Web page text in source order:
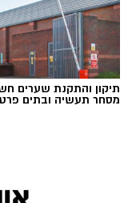
תיקון והתקנת שערים
מסחר תעשיה ובתים